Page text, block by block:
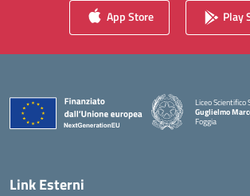
App Store Play
Liceo Scientifico
Guglielmo
Foggia
— Visita la
Link Esterni